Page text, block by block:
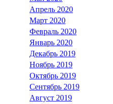
Апрель 2020
Март 2020
Февраль 2020
Январь 2020
Декабрь 2019
Ноябрь 2019
Октябрь 2019
Сентябрь 2019
Август 2019